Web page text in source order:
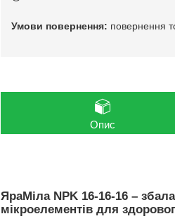
повернення
Опис
ЯраМіла NPK 16-16-16 –
мікроелементів для